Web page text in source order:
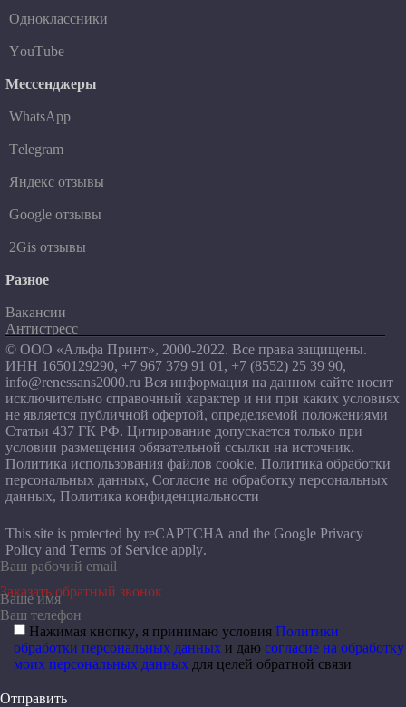
Одноклассники
YouTube
Мессенджеры
WhatsApp
Telegram
Яндекс отзывы
Google отзывы
2Gis отзывы
Разное
Вакансии
Антистресс
© ООО «Альфа Принт», 2000-2022. Все права защищены.
ИНН 1650129290, +7 967 379 91 01, +7 (8552) 25 39 90,
info@renessans2000.ru Вся информация на данном сайте носит
исключительно справочный характер и ни при каких условиях
не является публичной офертой, определяемой положениями
Статьи 437 ГК РФ. Цитирование допускается только при
условии размещения обязательной ссылки на источник.
Политика использования файлов cookie, Политика обработки
персональных данных, Согласие на обработку персональных
данных, Политика конфиденциальности
This site is protected by reCAPTCHA and the Google Privacy
Policyand Terms of Serviceapply.
Заказать обратный звонок
Нажимая кнопку, я принимаю условия Политики
обработки персональных данных и даю согласие на обработку
моих персональных данных для целей обратной связи
Отправить